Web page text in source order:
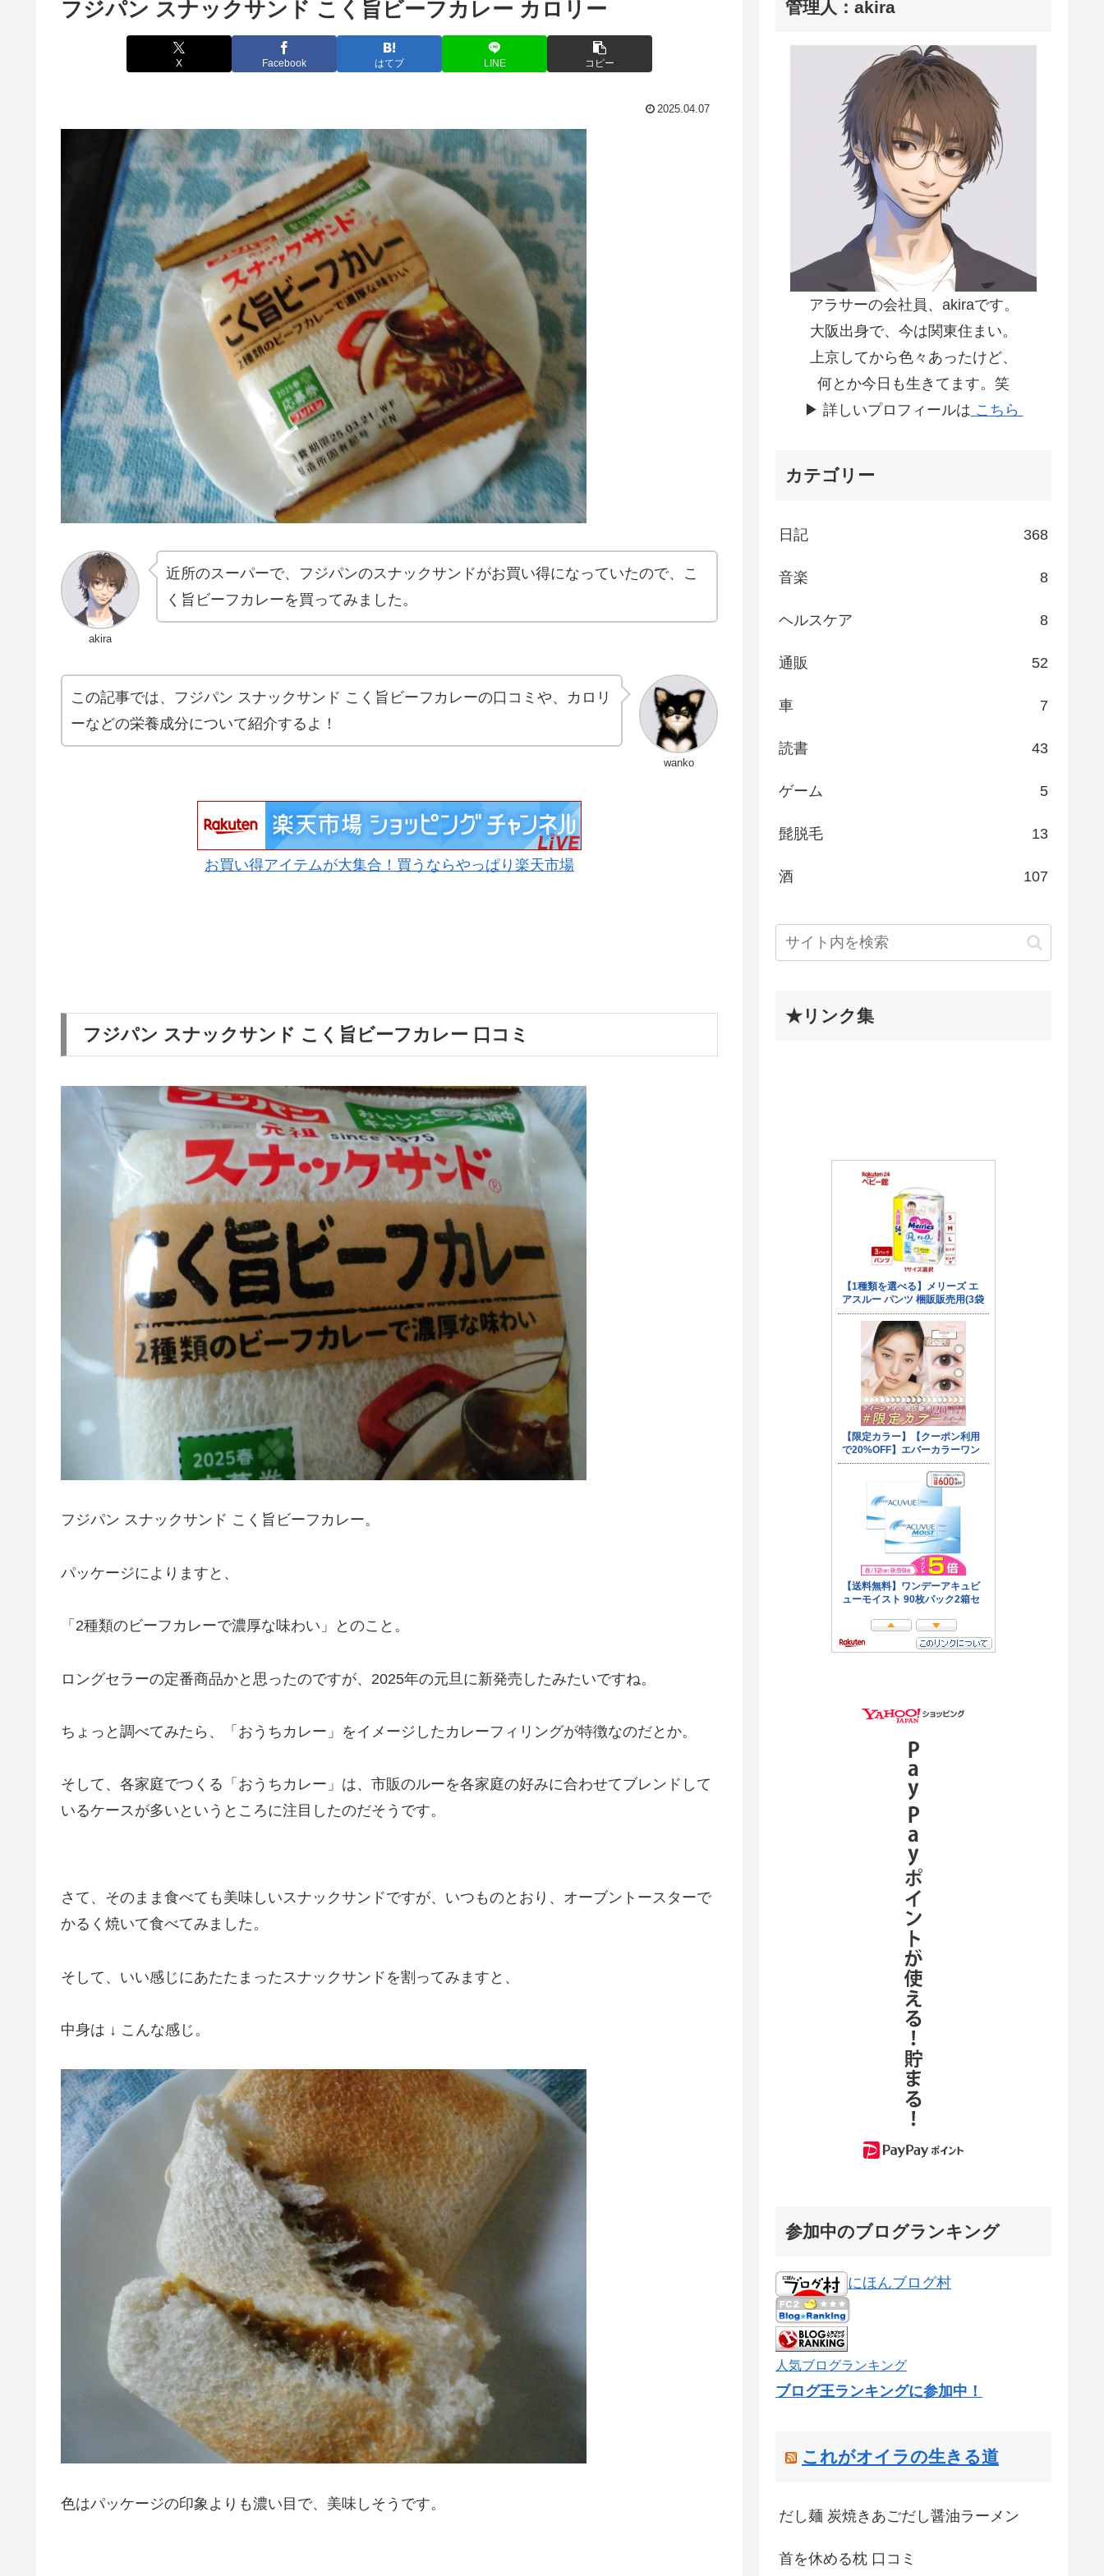
フジパン スナックサンド こく旨ビーフカレー カロリー
X Facebook はてブ LINE コピー
2025.04.07
akira
近所のスーパーで、フジパンのスナックサンドがお買い得になっていたので、こ
く旨ビーフカレーを買ってみました。
wanko
この記事では、フジパン スナックサンド こく旨ビーフカレーの口コミや、カロリ
ーなどの栄養成分について紹介するよ！
お買い得アイテムが大集合！買うならやっぱり楽天市場
フジパン スナックサンド こく旨ビーフカレー 口コミ
フジパン スナックサンド こく旨ビーフカレー。
パッケージによりますと、
「2種類のビーフカレーで濃厚な味わい」とのこと。
ロングセラーの定番商品かと思ったのですが、2025年の元旦に新発売したみたいですね。
ちょっと調べてみたら、「おうちカレー」をイメージしたカレーフィリングが特徴なのだとか。
そして、各家庭でつくる「おうちカレー」は、市販のルーを各家庭の好みに合わせてブレンドして
いるケースが多いというところに注目したのだそうです。
さて、そのまま食べても美味しいスナックサンドですが、いつものとおり、オーブントースターで
かるく焼いて食べてみました。
そして、いい感じにあたたまったスナックサンドを割ってみますと、
中身は ↓ こんな感じ。
色はパッケージの印象よりも濃い目で、美味しそうです。
管理人：akira
アラサーの会社員、akiraです。
大阪出身で、今は関東住まい。
上京してから色々あったけど、
何とか今日も生きてます。笑
▶ 詳しいプロフィールは こちら
カテゴリー
日記 368
音楽 8
ヘルスケア 8
通販 52
車 7
読書 43
ゲーム 5
髭脱毛 13
酒 107
★リンク集
参加中のブログランキング
にほんブログ村
人気ブログランキング
ブログ王ランキングに参加中！
これがオイラの生きる道
だし麺 炭焼きあごだし醤油ラーメン
首を休める枕 口コミ